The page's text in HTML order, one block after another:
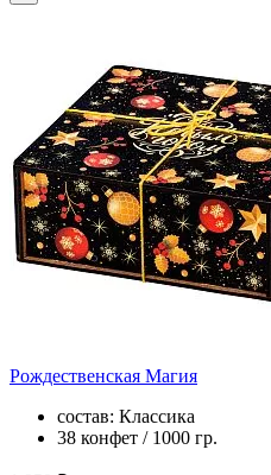
Рождественская Магия
состав: Классика
38 конфет / 1000 гр.